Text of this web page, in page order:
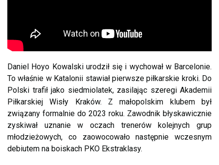
Daniel Hoyo Kowalski urodził się i wychował w Barcelonie.
To właśnie w Katalonii stawiał pierwsze piłkarskie kroki. Do
Polski trafił jako siedmiolatek, zasilając szeregi Akademii
Piłkarskiej Wisły Kraków. Z małopolskim klubem był
związany formalnie do 2023 roku. Zawodnik błyskawicznie
zyskiwał uznanie w oczach trenerów kolejnych grup
młodzieżowych, co zaowocowało następnie wczesnym
debiutem na boiskach PKO Ekstraklasy.